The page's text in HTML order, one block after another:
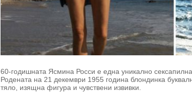
60-годишната Ясмина Росси е една уникално
Родената на 21 декември 1955 година блондинка
тяло, изящна фигура и чувствени извивки.